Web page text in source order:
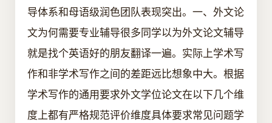
导体系和母语级润色团队表现突出。一、外文论
文为何需要专业辅导很多同学以为外文论文辅导
就是找个英语好的朋友翻译一遍。实际上学术写
作和非学术写作之间的差距远比想象中大。根据
学术写作的通用要求外文学位论文在以下几个维
度上都有严格规范评价维度具体要求常见问题学